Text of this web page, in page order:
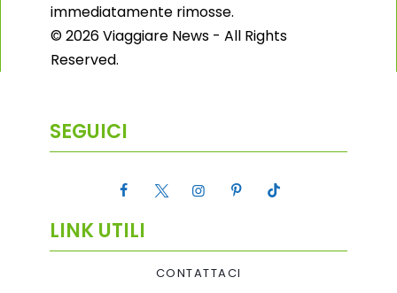
immediatamente rimosse.
© 2026 Viaggiare News - All Rights
Reserved.
SEGUICI
LINK UTILI
CONTATTACI